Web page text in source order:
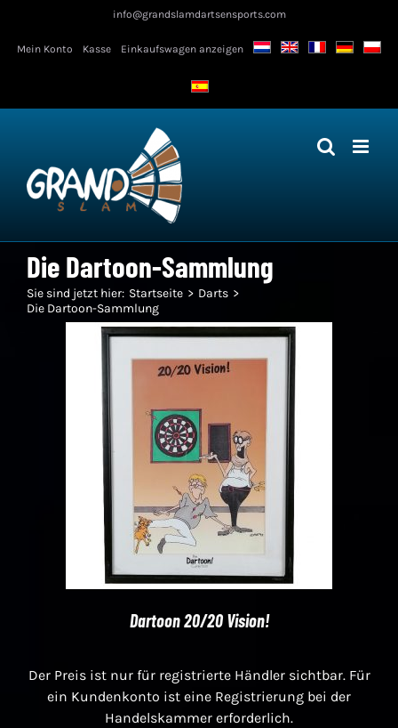
springen
info@grandslamdartsensports.com
Mein Konto Kasse Einkaufswagen anzeigen
Die Dartoon-Sammlung
Sie sind jetzt hier: Startseite
Darts
Die Dartoon-Sammlung
Dartoon 20/20 Vision!
Der Preis ist nur für registrierte Händler sichtbar. Für
ein Kundenkonto ist eine Registrierung bei der
Handelskammer erforderlich.